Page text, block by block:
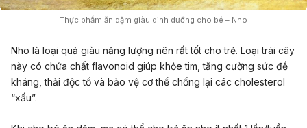
Thực phẩm ăn dặm giàu dinh dưỡng cho bé – Nho
Nho là loại quả giàu năng lượng nên rất tốt cho trẻ. Loại trái cây
này có chứa chất flavonoid giúp khỏe tim, tăng cường sức đề
kháng, thải độc tố và bảo vệ cơ thể chống lại các cholesterol
“xấu”.